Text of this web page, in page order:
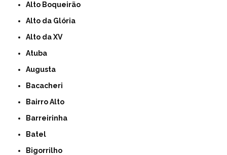
Alto Boqueirão
Alto da Glória
Alto da XV
Atuba
Augusta
Bacacheri
Bairro Alto
Barreirinha
Batel
Bigorrilho